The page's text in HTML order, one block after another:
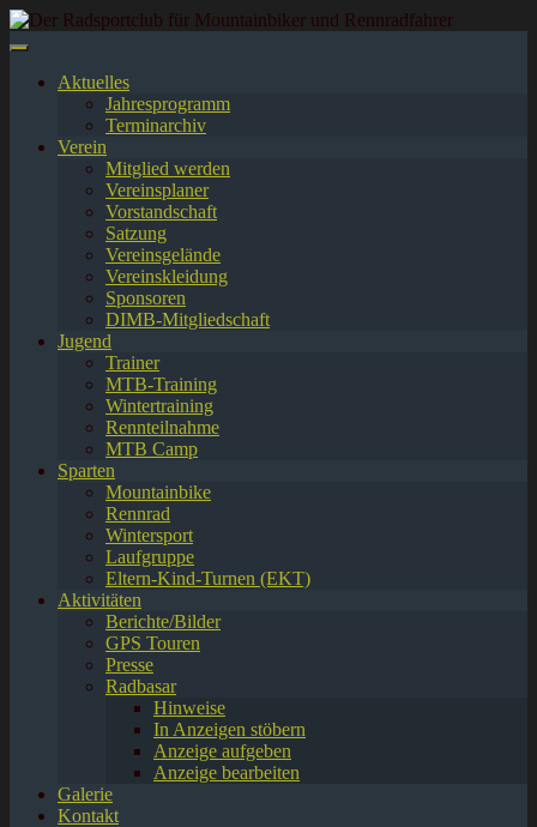
Springe
zum
Aktuelles
Jahresprogramm
Terminarchiv
Verein
Mitglied werden
Vereinsplaner
Vorstandschaft
Satzung
Vereinsgelände
Vereinskleidung
Sponsoren
DIMB-Mitgliedschaft
Jugend
Trainer
MTB-Training
Wintertraining
Rennteilnahme
MTB Camp
Sparten
Mountainbike
Rennrad
Wintersport
Laufgruppe
Eltern-Kind-Turnen (EKT)
Aktivitäten
Berichte/Bilder
GPS Touren
Presse
Radbasar
Hinweise
In Anzeigen stöbern
Anzeige aufgeben
Anzeige bearbeiten
Galerie
Kontakt